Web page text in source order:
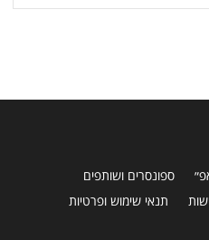
ספונסרים ושותפים
תנאי שימוש ופרטיות